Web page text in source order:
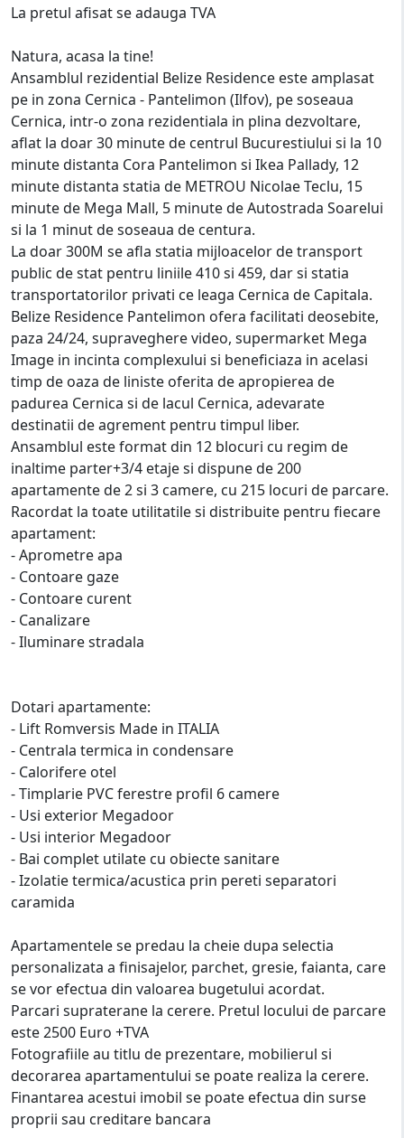
La pretul afisat se adauga TVA
Natura, acasa la tine!
Ansamblul rezidential Belize Residence este amplasat
pe in zona Cernica - Pantelimon (Ilfov), pe soseaua
Cernica, intr-o zona rezidentiala in plina dezvoltare,
aflat la doar 30 minute de centrul Bucurestiului si la 10
minute distanta Cora Pantelimon si Ikea Pallady, 12
minute distanta statia de METROU Nicolae Teclu, 15
minute de Mega Mall, 5 minute de Autostrada Soarelui
si la 1 minut de soseaua de centura.
La doar 300M se afla statia mijloacelor de transport
public de stat pentru liniile 410 si 459, dar si statia
transportatorilor privati ce leaga Cernica de Capitala.
Belize Residence Pantelimon ofera facilitati deosebite,
paza 24/24, supraveghere video, supermarket Mega
Image in incinta complexului si beneficiaza in acelasi
timp de oaza de liniste oferita de apropierea de
padurea Cernica si de lacul Cernica, adevarate
destinatii de agrement pentru timpul liber.
Ansamblul este format din 12 blocuri cu regim de
inaltime parter+3/4 etaje si dispune de 200
apartamente de 2 si 3 camere, cu 215 locuri de parcare.
Racordat la toate utilitatile si distribuite pentru fiecare
apartament:
- Aprometre apa
- Contoare gaze
- Contoare curent
- Canalizare
- Iluminare stradala
Dotari apartamente:
- Lift Romversis Made in ITALIA
- Centrala termica in condensare
- Calorifere otel
- Timplarie PVC ferestre profil 6 camere
- Usi exterior Megadoor
- Usi interior Megadoor
- Bai complet utilate cu obiecte sanitare
- Izolatie termica/acustica prin pereti separatori
caramida
Apartamentele se predau la cheie dupa selectia
personalizata a finisajelor, parchet, gresie, faianta, care
se vor efectua din valoarea bugetului acordat.
Parcari supraterane la cerere. Pretul locului de parcare
este 2500 Euro +TVA
Fotografiile au titlu de prezentare, mobilierul si
decorarea apartamentului se poate realiza la cerere.
Finantarea acestui imobil se poate efectua din surse
proprii sau creditare bancara